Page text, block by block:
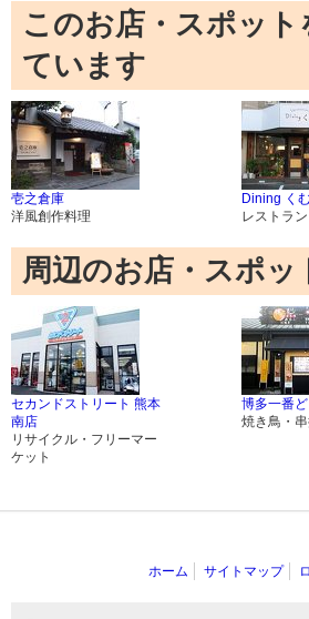
このお店・スポッ
ています
壱之倉庫
洋風創作料理
Dining く
レストラ
周辺のお店・スポッ
セカンドストリート 熊本
南店
リサイクル・フリーマー
ケット
博多一番
焼き鳥・
ホーム サイトマップ